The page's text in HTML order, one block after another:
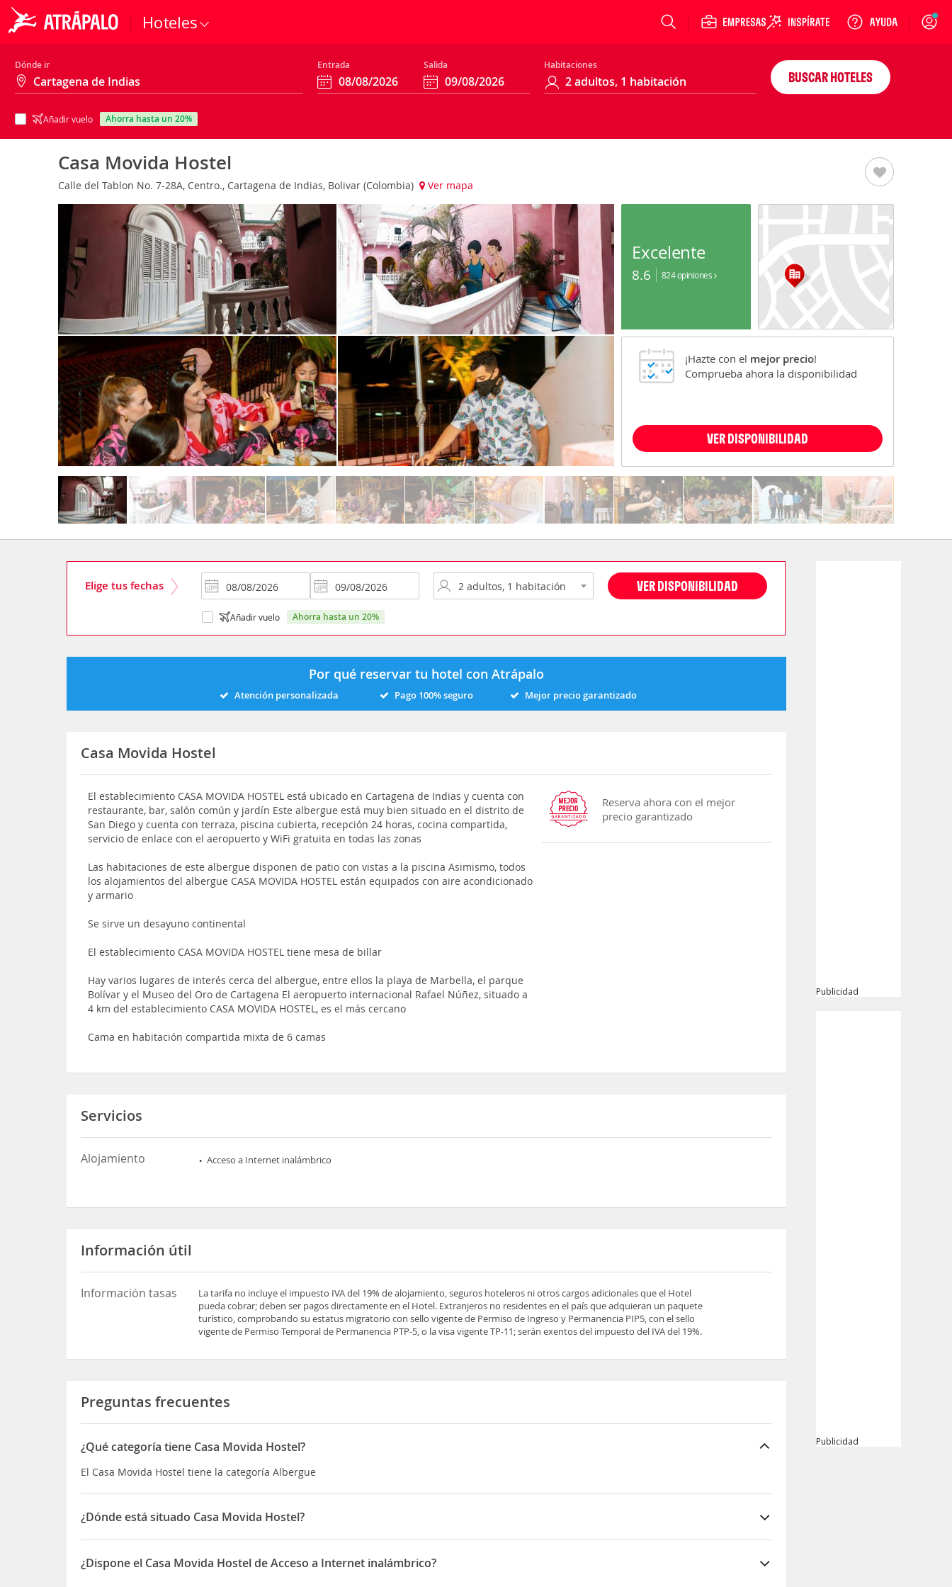
Hoteles Login
Dónde ir Entrada Salida Habitaciones
Añadir vuelo ahorra hasta un 20%
BUSCAR HOTELES
Casa Movida Hostel
Calle del Tablon No. 7-28A, Centro., Cartagena de Indias, Bolivar (Colombia) Ver mapa
Excelente
8.6 824 opiniones
¡Hazte con el mejor precio!
Comprueba ahora la disponibilidad
VER DISPONIBILIDAD
Elige tus fechas VER DISPONIBILIDAD
Añadir vuelo ahorra hasta un 20%
Por qué reservar tu hotel con Atrápalo
Atención personalizada Pago 100% seguro Mejor precio garantizado
Casa Movida Hostel
El establecimiento CASA MOVIDA HOSTEL está ubicado en Cartagena de Indias y cuenta con
restaurante, bar, salón común y jardín Este albergue está muy bien situado en el distrito de
San Diego y cuenta con terraza, piscina cubierta, recepción 24 horas, cocina compartida,
servicio de enlace con el aeropuerto y WiFi gratuita en todas las zonas
Las habitaciones de este albergue disponen de patio con vistas a la piscina Asimismo, todos
los alojamientos del albergue CASA MOVIDA HOSTEL están equipados con aire acondicionado
y armario
Se sirve un desayuno continental
El establecimiento CASA MOVIDA HOSTEL tiene mesa de billar
Hay varios lugares de interés cerca del albergue, entre ellos la playa de Marbella, el parque
Bolívar y el Museo del Oro de Cartagena El aeropuerto internacional Rafael Núñez, situado a
4 km del establecimiento CASA MOVIDA HOSTEL, es el más cercano
Cama en habitación compartida mixta de 6 camas
Reserva ahora con el mejor
precio garantizado
Servicios
Alojamiento Acceso a Internet inalámbrico
Información útil
Información tasas
La tarifa no incluye el impuesto IVA del 19% de alojamiento, seguros hoteleros ni otros cargos adicionales que el Hotel
pueda cobrar; deben ser pagos directamente en el Hotel. Extranjeros no residentes en el país que adquieran un paquete
turístico, comprobando su estatus migratorio con sello vigente de Permiso de Ingreso y Permanencia PIP5, con el sello
vigente de Permiso Temporal de Permanencia PTP-5, o la visa vigente TP-11; serán exentos del impuesto del IVA del 19%.
Preguntas frecuentes
¿Qué categoría tiene Casa Movida Hostel?
El Casa Movida Hostel tiene la categoría Albergue
¿Dónde está situado Casa Movida Hostel?
El Casa Movida Hostel está situado en Calle del Tablon No. 7-28A, Centro.
¿Dispone el Casa Movida Hostel de Acceso a Internet inalámbrico?
Publicidad
Publicidad